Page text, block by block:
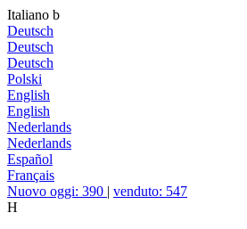
Italiano b
Deutsch
Deutsch
Deutsch
Polski
English
English
Nederlands
Nederlands
Español
Français
Nuovo oggi: 390 | venduto: 547
H